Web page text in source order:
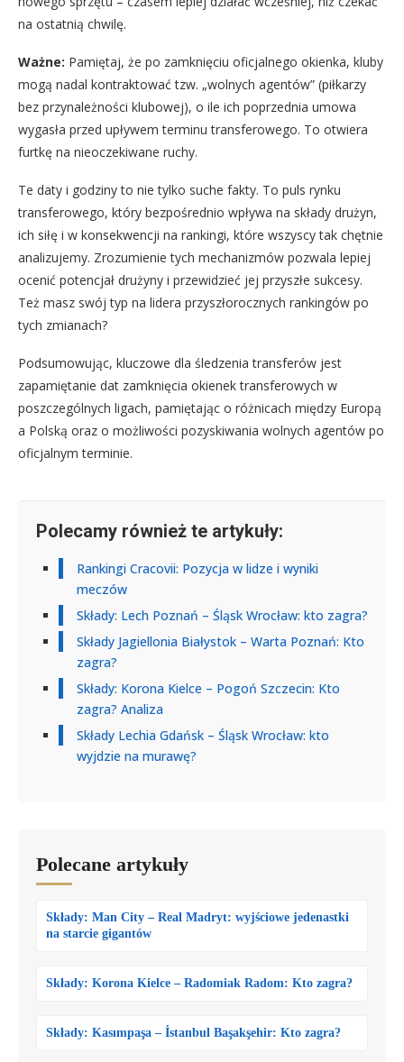
na ostatnią chwilę.
Ważne: Pamiętaj, że po zamknięciu oficjalnego okienka, kluby
mogą nadal kontraktować tzw. „wolnych agentów” (piłkarzy
bez przynależności klubowej), o ile ich poprzednia umowa
wygasła przed upływem terminu transferowego. To otwiera
furtkę na nieoczekiwane ruchy.
Te daty i godziny to nie tylko suche fakty. To puls rynku
transferowego, który bezpośrednio wpływa na składy drużyn,
ich siłę i w konsekwencji na rankingi, które wszyscy tak chętnie
analizujemy. Zrozumienie tych mechanizmów pozwala lepiej
ocenić potencjał drużyny i przewidzieć jej przyszłe sukcesy.
Też masz swój typ na lidera przyszłorocznych rankingów po
tych zmianach?
Podsumowując, kluczowe dla śledzenia transferów jest
zapamiętanie dat zamknięcia okienek transferowych w
poszczególnych ligach, pamiętając o różnicach między Europą
a Polską oraz o możliwości pozyskiwania wolnych agentów po
oficjalnym terminie.
Polecamy również te artykuły:
Rankingi Cracovii: Pozycja w lidze i wyniki
meczów
Składy: Lech Poznań – Śląsk Wrocław: kto zagra?
Składy Jagiellonia Białystok – Warta Poznań: Kto
zagra?
Składy: Korona Kielce – Pogoń Szczecin: Kto
zagra? Analiza
Składy Lechia Gdańsk – Śląsk Wrocław: kto
wyjdzie na murawę?
Polecane artykuły
Składy: Man City – Real Madryt: wyjściowe jedenastki
na starcie gigantów
Składy: Korona Kielce – Radomiak Radom: Kto zagra?
Składy: Kasımpaşa – İstanbul Başakşehir: Kto zagra?